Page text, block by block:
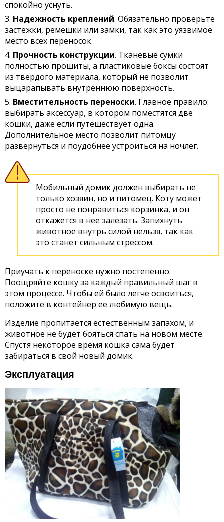
спокойно уснуть.
Надежность креплений. Обязательно проверьте
застежки, ремешки или замки, так как это уязвимое
место всех переносок.
Прочность конструкции. Тканевые сумки
полностью прошиты, а пластиковые боксы состоят
из твердого материала, который не позволит
выцарапывать внутреннюю поверхность.
Вместительность переноски. Главное правило:
выбирать аксессуар, в котором поместятся две
кошки, даже если путешествует одна.
Дополнительное место позволит питомцу
развернуться и поудобнее устроиться на ночлег.
Мобильный домик должен выбирать не
только хозяин, но и питомец. Коту может
просто не понравиться корзинка, и он
откажется в нее залезать. Запихнуть
животное внутрь силой нельзя, так как
это станет сильным стрессом.
Приучать к переноске нужно постепенно.
Поощряйте кошку за каждый правильный шаг в
этом процессе. Чтобы ей было легче освоиться,
положите в контейнер ее любимую вещь.
Изделие пропитается естественным запахом, и
животное не будет бояться спать на новом месте.
Спустя некоторое время кошка сама будет
забираться в свой новый домик.
Эксплуатация